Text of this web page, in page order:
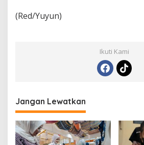
(Red/Yuyun)
Ikuti Kami
Jangan Lewatkan